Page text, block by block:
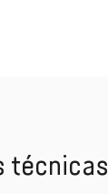
técnicas